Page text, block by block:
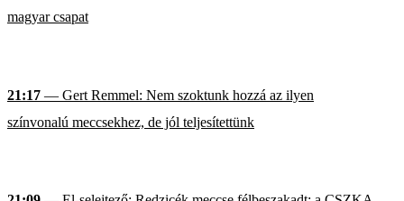
magyar csapat
21:17 — Gert Remmel: Nem szoktunk hozzá az ilyen
színvonalú meccsekhez, de jól teljesítettünk